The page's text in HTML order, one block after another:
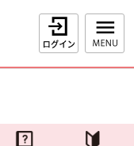
ログイン